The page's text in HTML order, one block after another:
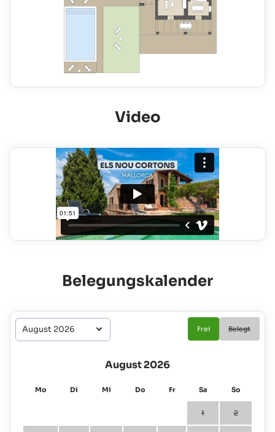
Video
Belegungskalender
Frei Belegt
August 2026
Mo Di Mi Do Fr Sa So
1 2